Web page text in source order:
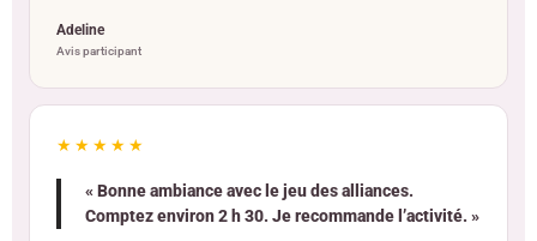
Adeline
Avis participant
★★★★★
« Bonne ambiance avec le jeu des alliances.
Comptez environ 2 h 30. Je recommande l’activité. »